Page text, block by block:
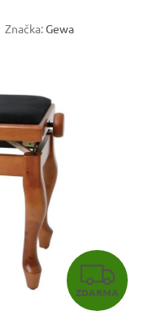
Značka:Gewa
Z
D
ZDARMA